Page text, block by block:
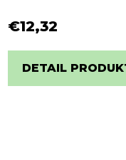
€12,32
DETAIL